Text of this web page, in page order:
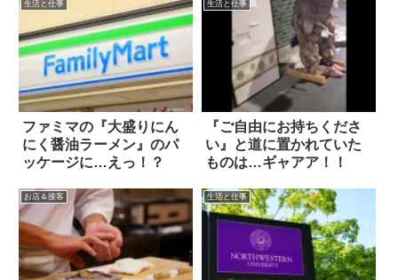
生活と仕事
ファミマの『大盛りにん
にく醤油ラーメン』のパ
ッケージに…えっ！？
生活と仕事
『ご自由にお持ちくださ
い』と道に置かれていた
ものは…ギャアア！！
お店＆接客 生活と仕事